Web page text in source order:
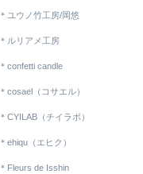
＊ユウノ竹工房/岡悠
＊ルリアメ工房
＊confetti candle
＊cosael（コサエル）
＊CYILAB（チイラボ）
＊ehiqu（エヒク）
＊Fleurs de Isshin